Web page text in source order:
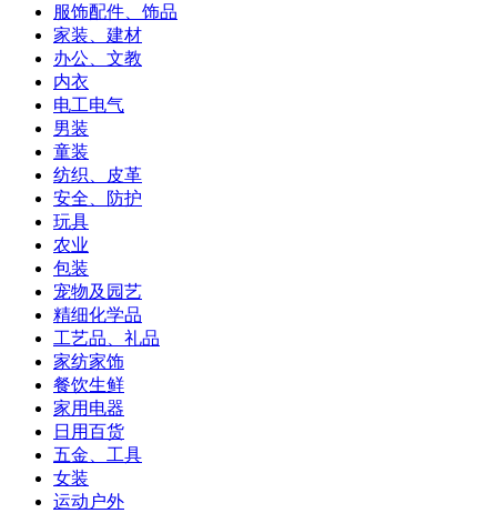
服饰配件、饰品
家装、建材
办公、文教
内衣
电工电气
男装
童装
纺织、皮革
安全、防护
玩具
农业
包装
宠物及园艺
精细化学品
工艺品、礼品
家纺家饰
餐饮生鲜
家用电器
日用百货
五金、工具
女装
运动户外